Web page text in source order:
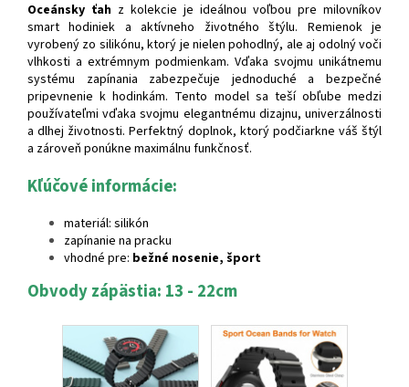
Oceánsky ťah z kolekcie je ideálnou voľbou pre milovníkov
smart hodiniek a aktívneho životného štýlu. Remienok je
vyrobený zo silikónu, ktorý je nielen pohodlný, ale aj odolný voči
vlhkosti a extrémnym podmienkam. Vďaka svojmu unikátnemu
systému zapínania zabezpečuje jednoduché a bezpečné
pripevnenie k hodinkám. Tento model sa teší obľube medzi
používateľmi vďaka svojmu elegantnému dizajnu, univerzálnosti
a dlhej životnosti. Perfektný doplnok, ktorý podčiarkne váš štýl
a zároveň ponúkne maximálnu funkčnosť.
Kľúčové informácie:
materiál: silikón
zapínanie na pracku
vhodné pre: bežné nosenie, šport
Obvody zápästia: 13 - 22cm